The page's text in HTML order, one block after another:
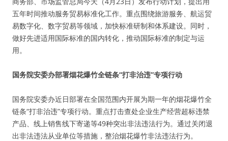
五年时间推动服务贸易标准化工作。重点围绕旅游服务、航运贸
易数字化、数字贸易等领域，加快标准研制和体系建设。同时，
做好先进适用国际标准的国内转化，推动国际标准的制定与运
用。
国务院安委办部署烟花爆竹全链条“打非治违”专项行动
国务院安委办近日部署在全国范围内开展为期一年的烟花爆竹全
链条“打非治违”专项行动。重点打击查处企业生产经营超标违禁
产品、线上销售线下寄递等49种突出非法违法行为。通过关闭退
出非法违法从业单位等措施，整治烟花爆竹非法违法行为。